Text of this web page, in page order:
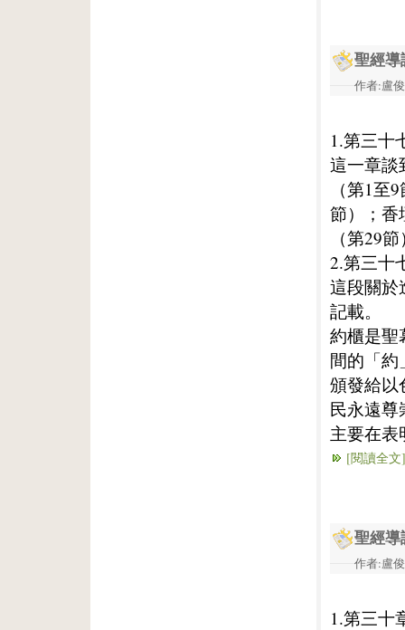
聖經導
作者:盧
1.第三十
這一章談
（第1至
節）；香
（第29
2.第三十
這段關於
記載。
約櫃是聖
間的「約
頒發給以
民永遠尊
主要在表
[閱讀全文]
聖經導
作者:盧
1.第三十